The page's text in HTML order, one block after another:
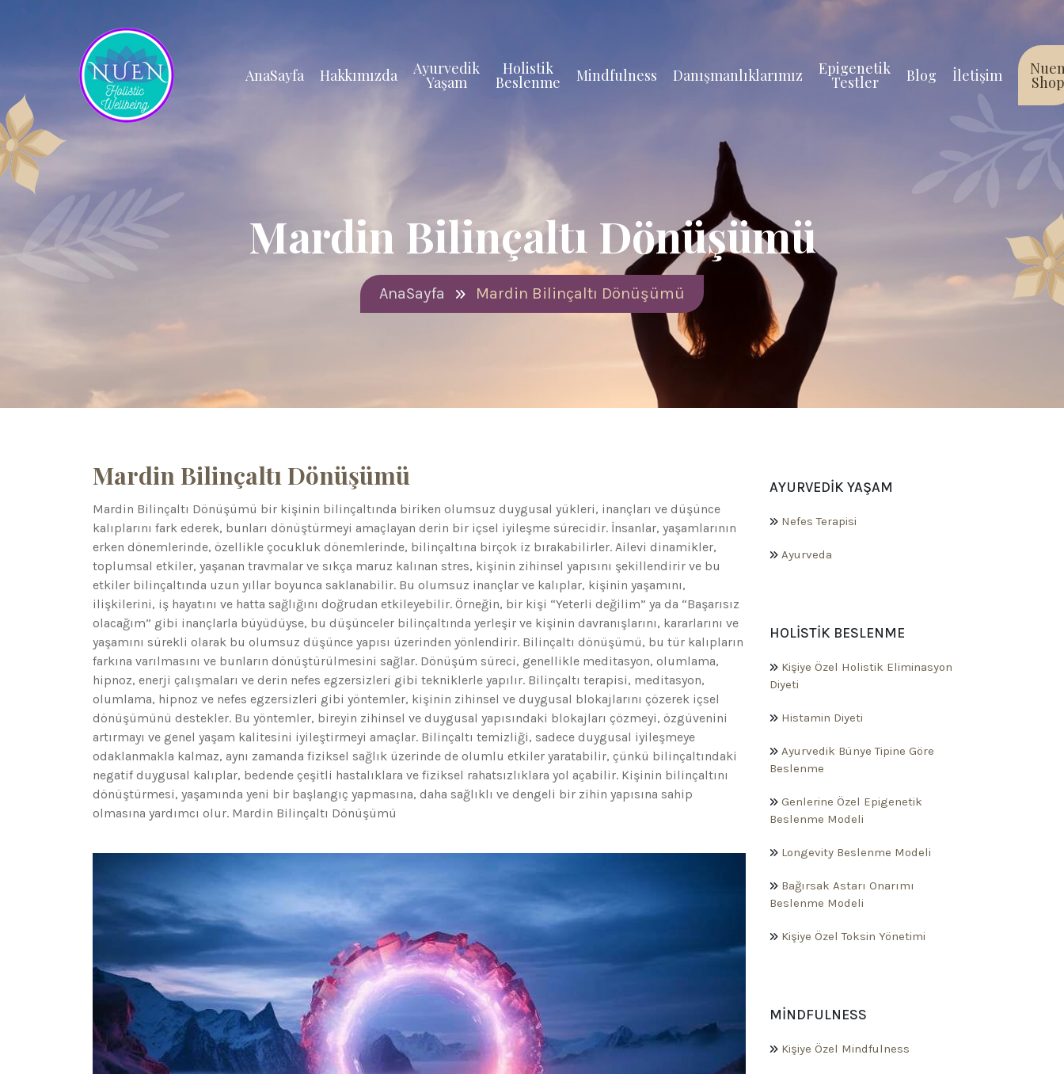
AnaSayfa Hakkımızda Ayurvedik
Yaşam
Holistik
Beslenme Mindfulness Danışmanlıklarımız Epigenetik
Testler Blog İletişim Shop
Mardin Bilinçaltı Dönüşümü
AnaSayfa Mardin Bilinçaltı Dönüşümü
Mardin Bilinçaltı Dönüşümü
Mardin Bilinçaltı Dönüşümü bir kişinin bilinçaltında biriken olumsuz duygusal yükleri, inançları ve düşünce
kalıplarını fark ederek, bunları dönüştürmeyi amaçlayan derin bir içsel iyileşme sürecidir. İnsanlar, yaşamlarının
erken dönemlerinde, özellikle çocukluk dönemlerinde, bilinçaltına birçok iz bırakabilirler. Ailevi dinamikler,
toplumsal etkiler, yaşanan travmalar ve sıkça maruz kalınan stres, kişinin zihinsel yapısını şekillendirir ve bu
etkiler bilinçaltında uzun yıllar boyunca saklanabilir. Bu olumsuz inançlar ve kalıplar, kişinin yaşamını,
ilişkilerini, iş hayatını ve hatta sağlığını doğrudan etkileyebilir. Örneğin, bir kişi “Yeterli değilim” ya da “Başarısız
olacağım” gibi inançlarla büyüdüyse, bu düşünceler bilinçaltında yerleşir ve kişinin davranışlarını, kararlarını ve
yaşamını sürekli olarak bu olumsuz düşünce yapısı üzerinden yönlendirir. Bilinçaltı dönüşümü, bu tür kalıpların
farkına varılmasını ve bunların dönüştürülmesini sağlar. Dönüşüm süreci, genellikle meditasyon, olumlama,
hipnoz, enerji çalışmaları ve derin nefes egzersizleri gibi tekniklerle yapılır. Bilinçaltı terapisi, meditasyon,
olumlama, hipnoz ve nefes egzersizleri gibi yöntemler, kişinin zihinsel ve duygusal blokajlarını çözerek içsel
dönüşümünü destekler. Bu yöntemler, bireyin zihinsel ve duygusal yapısındaki blokajları çözmeyi, özgüvenini
artırmayı ve genel yaşam kalitesini iyileştirmeyi amaçlar. Bilinçaltı temizliği, sadece duygusal iyileşmeye
odaklanmakla kalmaz, aynı zamanda fiziksel sağlık üzerinde de olumlu etkiler yaratabilir, çünkü bilinçaltındaki
negatif duygusal kalıplar, bedende çeşitli hastalıklara ve fiziksel rahatsızlıklara yol açabilir. Kişinin bilinçaltını
dönüştürmesi, yaşamında yeni bir başlangıç yapmasına, daha sağlıklı ve dengeli bir zihin yapısına sahip
olmasına yardımcı olur. Mardin Bilinçaltı Dönüşümü
AYURVEDIK YAŞAM
Nefes Terapisi
Ayurveda
HOLISTIK BESLENME
Kişiye Özel Holistik Eliminasyon
Diyeti
Histamin Diyeti
Ayurvedik Bünye Tipine Göre
Beslenme
Genlerine Özel Epigenetik
Beslenme Modeli
Longevity Beslenme Modeli
Bağırsak Astarı Onarımı
Beslenme Modeli
Kişiye Özel Toksin Yönetimi
MINDFULNESS
Kişiye Özel Mindfulness